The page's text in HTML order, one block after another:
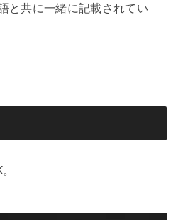
と共に一緒に記載されてい